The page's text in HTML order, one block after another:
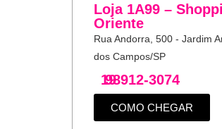
Loja 1A99 –
Oriente
Rua Andorra, 500 - Jardim
dos Campos/SP
19
98912-3074
COMO CHEGAR